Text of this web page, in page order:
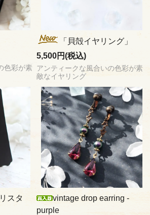
色彩が素
「貝殻イヤリング」
5,500円(税込)
アンティークな風合いの色彩が素
敵なイヤリング
スタ
vintage drop earring -
purple